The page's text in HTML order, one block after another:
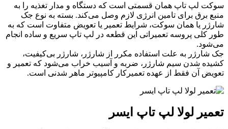
سوکت لپ تاپ همان قسمتی است که دستگاه و مدار تغذیه را به
منبع برق برای تامین انرژی لازم وصل می‌کند. بسته به نوع جک
شارژر یا همان سوکت، شرایط تعمیر یا تعویض متفاوت است که به
طور کلی پروسه تعمیراتی این قطعه در لپ تاپ سریع و ساده انجام
می‌شود.
جک شارژر به علت استفاده مکرر از شارژر، شارژر بی‌کیفیت،
کشیده شدن سیم شارژر، ضربه و آسیب خراب می‌شود که تعمیر و
تعویض آن‌ فقط از عهده تعمیرکار کامپیوتر ماهر شدنی است.
تعمیر لولا لپ تاپ ایسر